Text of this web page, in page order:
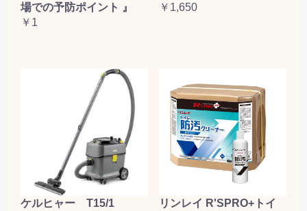
場での予防ポイント 』
￥1
￥1,650
ケルヒャー T15/1
リンレイ R'SPRO+トイ